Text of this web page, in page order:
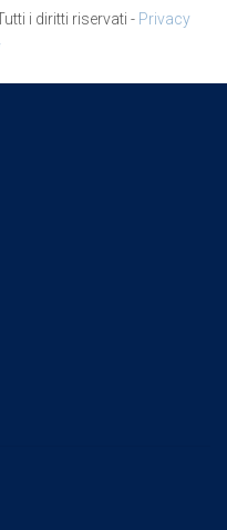
i diritti riservati - Privacy